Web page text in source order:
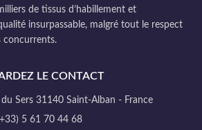
de tissus d’habillement et
insurpassable, malgré tout le respect
concurrents.
LE CONTACT
Sers 31140 Saint-Alban - France
5 61 70 44 68